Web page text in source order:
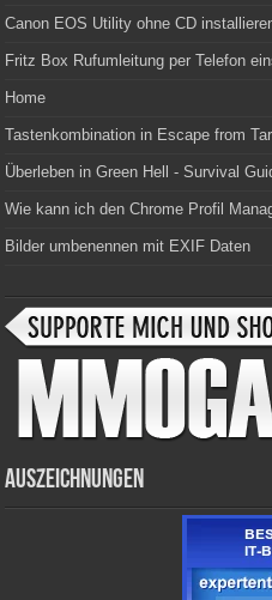
Canon EOS Utility ohne CD
Fritz Box Rufumleitung per Telefon
Home
Tastenkombination in Escape from
Überleben in Green Hell - Survival
Wie kann ich den Chrome Profil
Bilder umbenennen mit EXIF Daten
Auszeichnungen